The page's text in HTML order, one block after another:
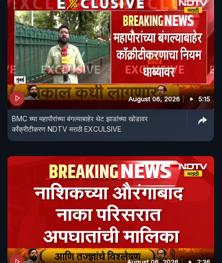
August 06, 2026 5:15
BMC च्या महापौरांच्या बंगल्याबाहेर थेट झाडांच्या खोडावर
काँक्रीटीकरण NDTV मराठी EXCULSIVE